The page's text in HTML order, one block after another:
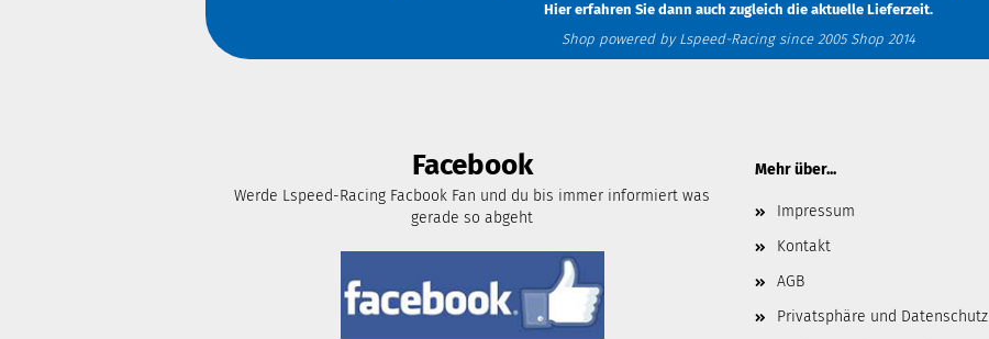
Hier erfahren Sie dann auch zugleich die aktuelle Lieferzeit.
Shop powered by Lspeed-Racing since 2005 Shop 2014
Facebook
Werde Lspeed-Racing Facbook Fan und du bis immer informiert was
gerade so abgeht
Mehr über...
Impressum
Kontakt
AGB
Privatsphäre und Datenschutz